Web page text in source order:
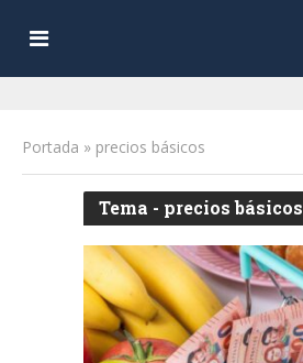
Portada » precios básicos
Tema - precios básicos